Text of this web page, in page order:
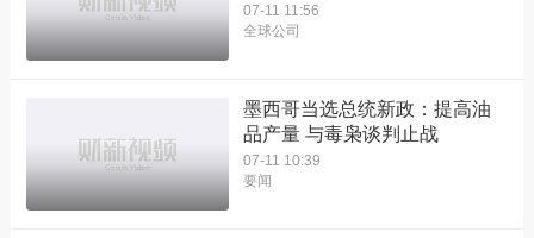
07-11 11:56
全球公司
墨西哥当选总统新政：提高油
品产量 与毒枭谈判止战
07-11 10:39
要闻